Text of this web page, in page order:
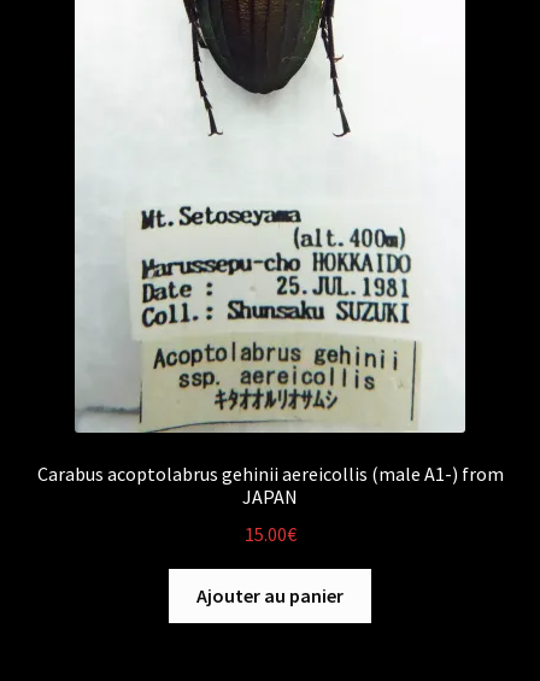
Carabus acoptolabrus gehinii aereicollis (male A1-) from
JAPAN
15.00€
Ajouter au panier